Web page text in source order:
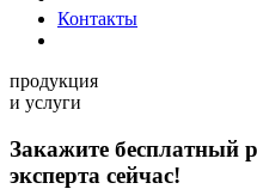
Контакты
продукция
и услуги
Закажите бесплатный
эксперта сейчас!